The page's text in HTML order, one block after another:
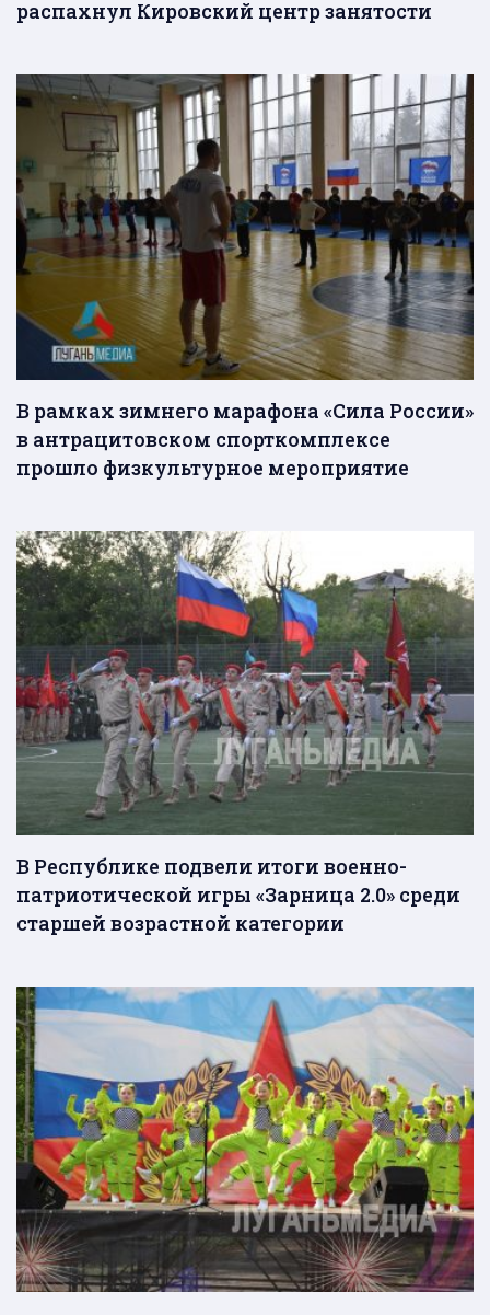
распахнул Кировский центр занятости
В рамках зимнего марафона «Сила России»
в антрацитовском спорткомплексе
прошло физкультурное мероприятие
В Республике подвели итоги военно-
патриотической игры «Зарница 2.0» среди
старшей возрастной категории